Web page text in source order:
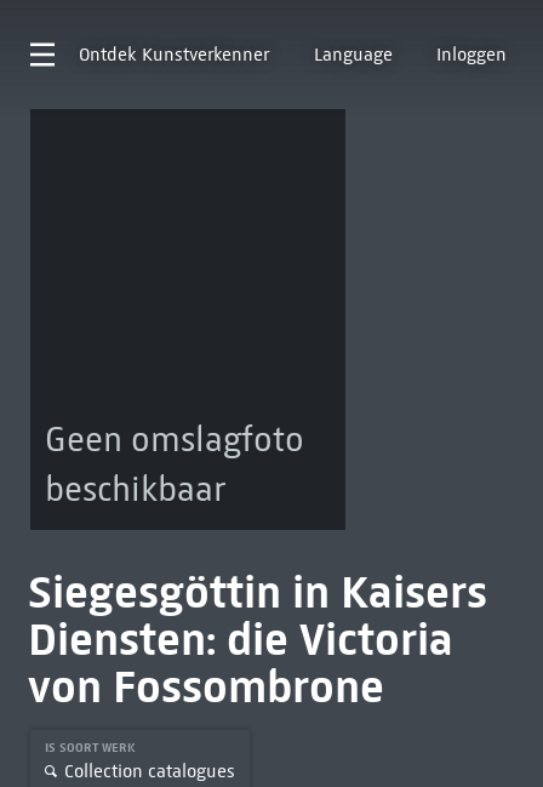
Ontdek Kunstverkenner Language Inloggen
Geen omslagfoto
beschikbaar
Siegesgöttin in Kaisers
Diensten: die Victoria
von Fossombrone
IS SOORT WERK
Collection catalogues